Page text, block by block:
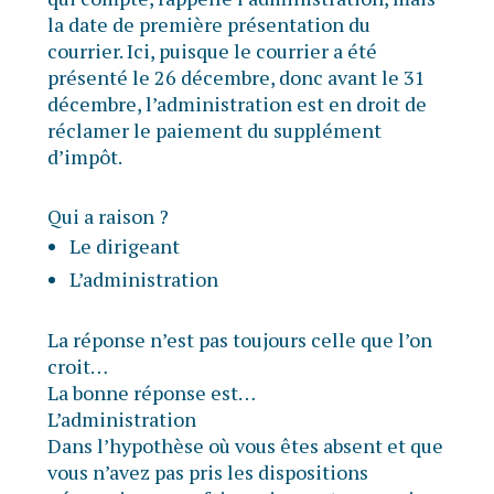
la date de première présentation du
courrier. Ici, puisque le courrier a été
présenté le 26 décembre, donc avant le 31
décembre, l’administration est en droit de
réclamer le paiement du supplément
d’impôt.
Qui a raison ?
Le dirigeant
L’administration
La réponse n’est pas toujours celle que l’on
croit…
La bonne réponse est…
L’administration
Dans l’hypothèse où vous êtes absent et que
vous n’avez pas pris les dispositions